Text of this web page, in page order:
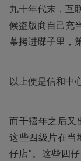
九十年代末，互
候盗版商自己充
幕拷进碟子里，
以上便是信和中
而千禧年之后又
这些四级片在当
仔店”。这些四